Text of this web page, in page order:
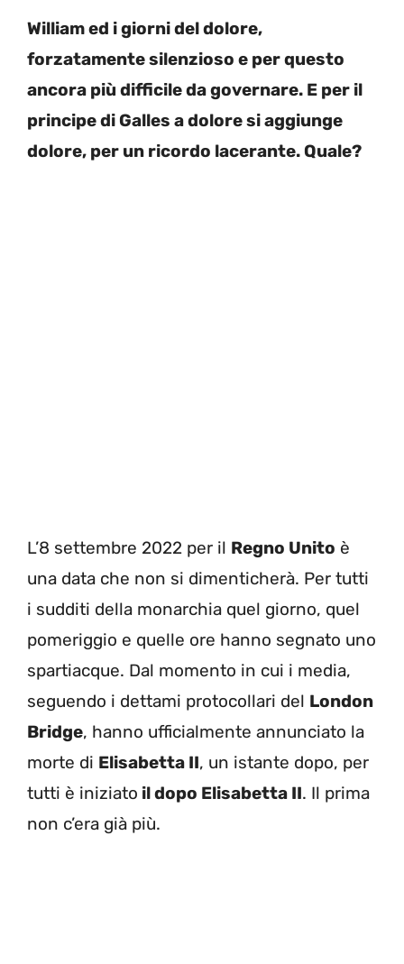
William ed i giorni del dolore,
forzatamente silenzioso e per questo
ancora più difficile da governare. E per il
principe di Galles a dolore si aggiunge
dolore, per un ricordo lacerante. Quale?
L’8 settembre 2022 per il Regno Unito è
una data che non si dimenticherà. Per tutti
i sudditi della monarchia quel giorno, quel
pomeriggio e quelle ore hanno segnato uno
spartiacque. Dal momento in cui i media,
seguendo i dettami protocollari del London
Bridge, hanno ufficialmente annunciato la
morte di Elisabetta II, un istante dopo, per
tutti è iniziato il dopo Elisabetta II. Il prima
non c’era già più.